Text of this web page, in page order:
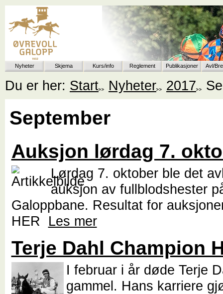
Nyheter Skjema Kurs/info Reglement Publikasjoner Avl/
Du er her: Start Nyheter 2017
September
Auksjon lørdag 7.
Lørdag 7. oktober ble det
auksjon av fullblodshester
Galoppbane. Resultat for
HER Les mer
Terje Dahl Champion
I februar i år døde Terje
gammel. Hans karriere